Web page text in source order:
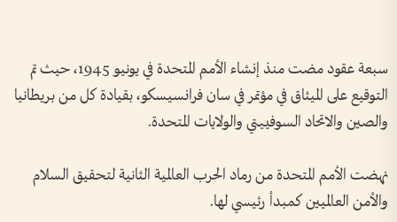
سبعة عقود مضت منذ إنشاء الأمم المتحدة في يونيو 1945، حيث تم
التوقيع على الميثاق في مؤتمر في سان فرانسيسكو، بقيادة كل من بريطانيا
والصين والاتحاد السوفييتي والولايات المتحدة.
نهضت الأمم المتحدة من رماد الحرب العالمية الثانية لتحقيق السلام
والأمن العالميين كمبدأ رئيسي لها.